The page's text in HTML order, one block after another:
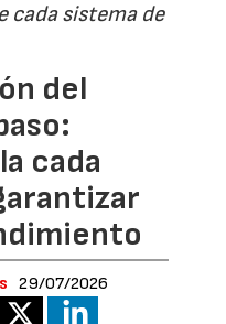
cada sistema de
del
cada
29/07/2026